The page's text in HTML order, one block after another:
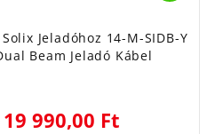
Jeladóhoz 14-M-SIDB-Y
Beam Jeladó Kábel
19 990,00 Ft